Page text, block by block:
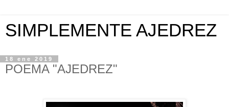
SIMPLEMENTE AJEDREZ
18 ene 2019
POEMA "AJEDREZ"